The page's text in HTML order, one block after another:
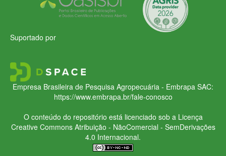
Suportado por
Empresa Brasileira de Pesquisa Agropecuária - Embrapa SAC:
https://www.embrapa.br/fale-conosco
O conteúdo do repositório está licenciado sob a Licença
Creative CommonsAtribuição - NãoComercial - SemDerivações
4.0 Internacional.